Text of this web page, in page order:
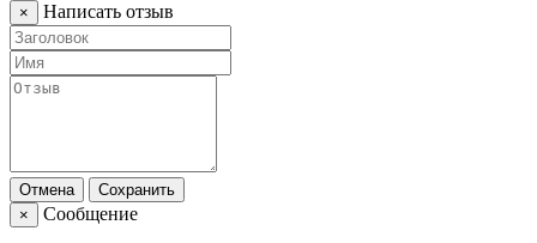
× Написать отзыв
Отмена
Сохранить
×
Сообщение